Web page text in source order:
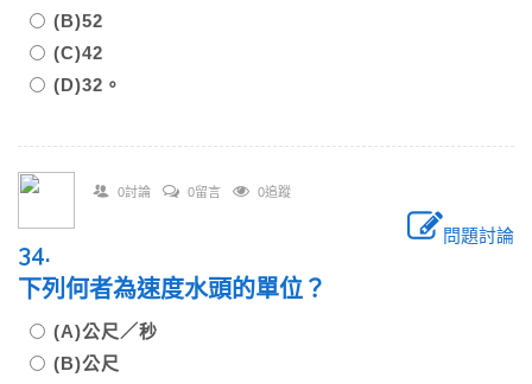
(B)52
(C)42
(D)32。
0討論 0留言 0追蹤
問題討論
34.
下列何者為速度水頭的單位？
(A)公尺／秒
(B)公尺